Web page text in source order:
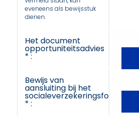
eveneens als bewijsstuk
dienen.
Het document
opportuniteitsadvies
* :
Bewijs van
aansluiting bij het
socialeverzekeringsfonds
* :